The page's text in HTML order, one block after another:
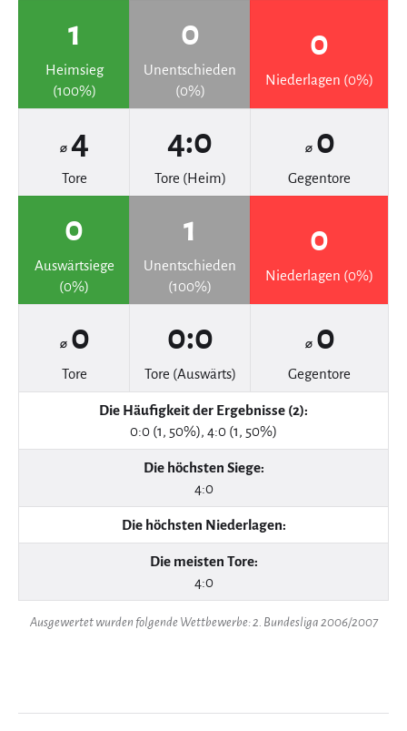
1
Heimsieg
(100%)
0
Unentschieden
(0%)
0
Niederlagen (0%)
⌀ 4
Tore
4:0
Tore (Heim)
⌀ 0
Gegentore
0
Auswärtsiege
(0%)
1
Unentschieden
(100%)
0
Niederlagen (0%)
⌀ 0
Tore
0:0
Tore (Auswärts)
⌀ 0
Gegentore
Die Häufigkeit der Ergebnisse (2):
0:0 (1, 50%), 4:0 (1, 50%)
Die höchsten Siege:
4:0
Die höchsten Niederlagen:
Die meisten Tore:
4:0
Ausgewertet wurden folgende Wettbewerbe: 2. Bundesliga 2006/2007